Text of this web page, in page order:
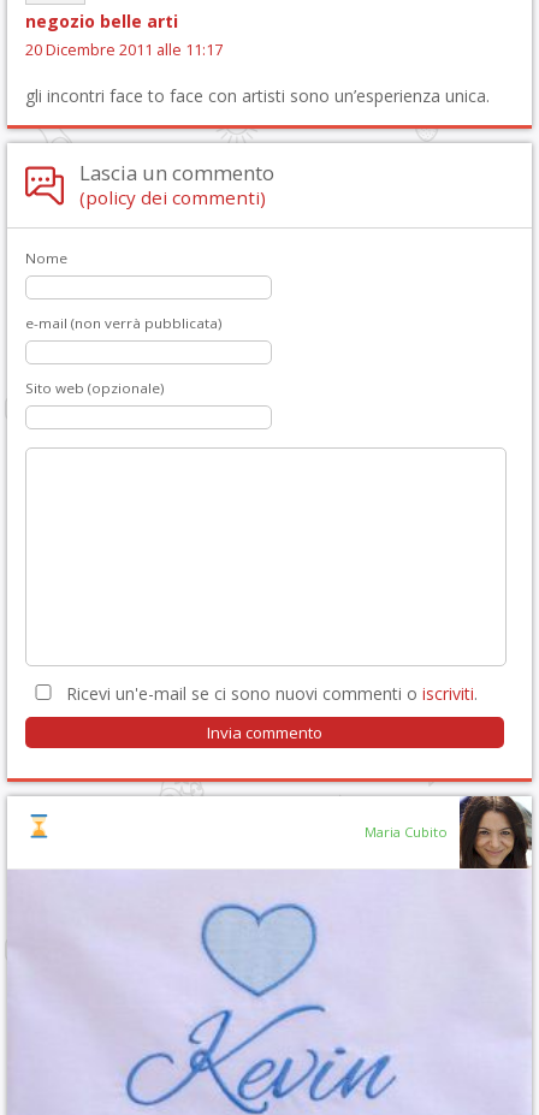
negozio belle arti
20 Dicembre 2011 alle 11:17
gli incontri face to face con artisti sono un’esperienza unica.
Lascia un commento
(policy dei commenti)
Nome
e-mail (non verrà pubblicata)
Sito web (opzionale)
Ricevi un'e-mail se ci sono nuovi commenti o iscriviti.
Maria Cubito